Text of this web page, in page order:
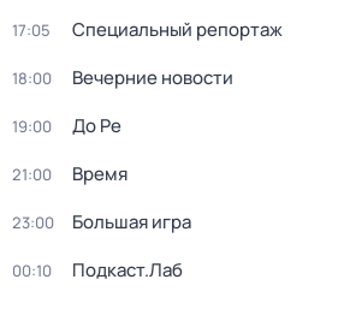
17:05 Специальный репортаж
18:00 Вечерние новости
19:00 До Ре
21:00 Время
23:00 Большая игра
00:10 Подкаст.Лаб